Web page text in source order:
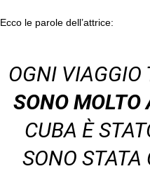
Ecco le parole dell’attrice:
OGNI VIAGGIO
SONO
CUBA È
SONO